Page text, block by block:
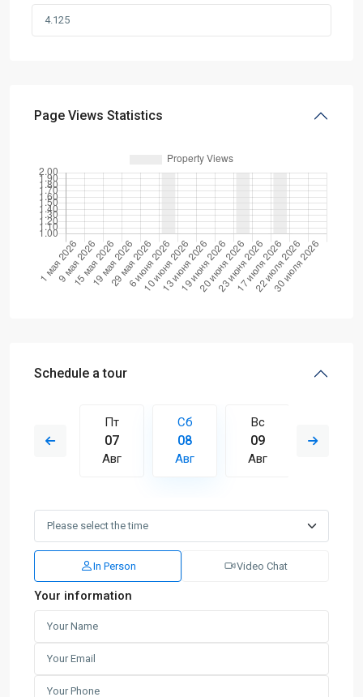
Page Views Statistics
Schedule a tour
16
Пт
07
Авг
Сб
08
Авг
Вс
09
Авг
In Person Video Chat
Your information